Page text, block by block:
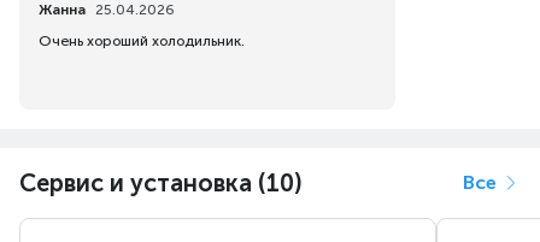
Жанна 25.04.2026
Очень хороший холодильник.
Сервис и установка (10) Все